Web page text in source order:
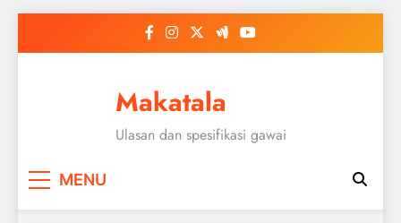
Makatala
Ulasan dan spesifikasi gawai
MENU